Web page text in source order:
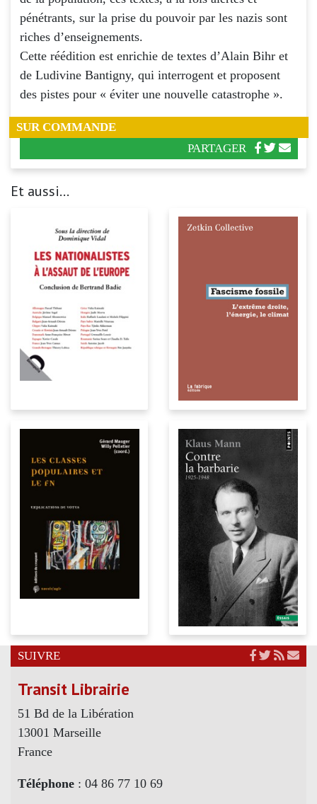
pénétrants, sur la prise du pouvoir par les nazis sont
riches d’enseignements.
Cette réédition est enrichie de textes d’Alain Bihr et
de Ludivine Bantigny, qui interrogent et proposent
des pistes pour « éviter une nouvelle catastrophe ».
SUR COMMANDE
PARTAGER
Et aussi...
SUIVRE
Transit Librairie
51 Bd de la Libération
13001 Marseille
France
Téléphone : 04 86 77 10 69